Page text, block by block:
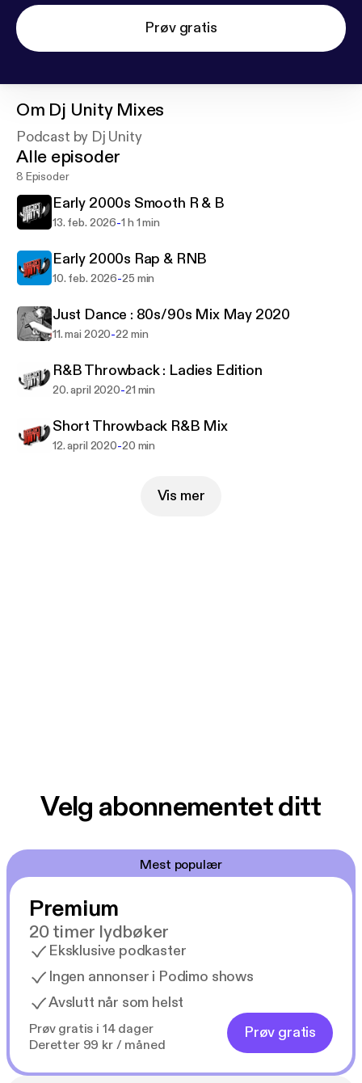
Prøv gratis
Om Dj Unity Mixes
Podcast by Dj Unity
Alle episoder
8 Episoder
Early 2000s Smooth R & B
13. feb. 2026-1 h 1 min
Early 2000s Rap & RNB
10. feb. 2026-25 min
Just Dance : 80s/90s Mix May 2020
11. mai 2020-22 min
R&B Throwback : Ladies Edition
20. april 2020-21 min
Short Throwback R&B Mix
12. april 2020-20 min
Vis mer
Velg abonnementet ditt
Mest populær
Premium
20 timer lydbøker
Eksklusive podkaster
Ingen annonser i Podimo shows
Avslutt når som helst
Prøv gratis i 14 dager
Deretter 99 kr / måned
Prøv gratis